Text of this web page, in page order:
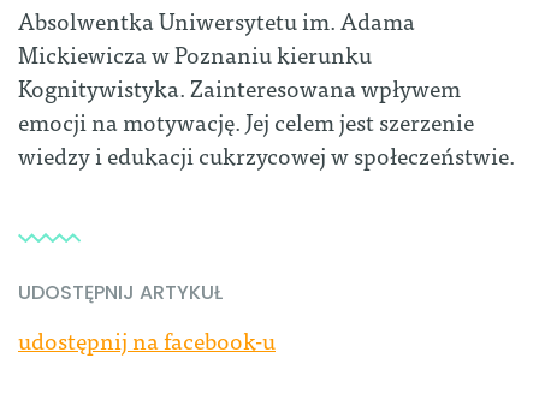
Absolwentka Uniwersytetu im. Adama
Mickiewicza w Poznaniu kierunku
Kognitywistyka. Zainteresowana wpływem
emocji na motywację. Jej celem jest szerzenie
wiedzy i edukacji cukrzycowej w społeczeństwie.
UDOSTĘPNIJ ARTYKUŁ
udostępnij na facebook-u